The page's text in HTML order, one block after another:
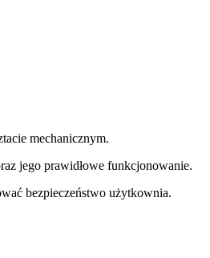
mechanicznym.
jego prawidłowe funkcjonowanie.
bezpieczeństwo użytkownia.